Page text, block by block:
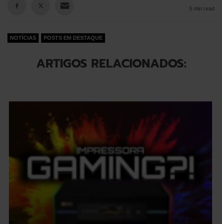
5 min read
NOTÍCIAS POSTS EM DESTAQUE
ARTIGOS RELACIONADOS: